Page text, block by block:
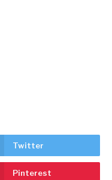
Twitter
Pinterest